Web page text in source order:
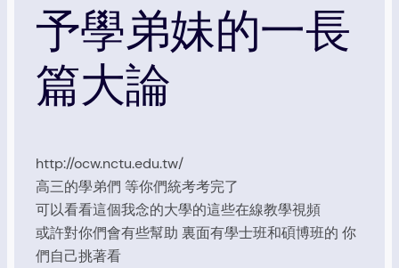
予學弟妹的一長
篇大論
http://ocw.nctu.edu.tw/
高三的學弟們 等你們統考考完了
可以看看這個我念的大學的這些在線教學視頻
或許對你們會有些幫助 裏面有學士班和碩博班的 你
們自己挑著看